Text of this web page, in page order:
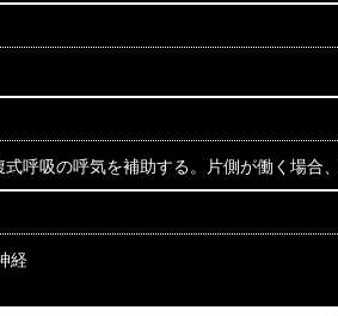
呼吸の呼気を補助する。片側が働く場合
経